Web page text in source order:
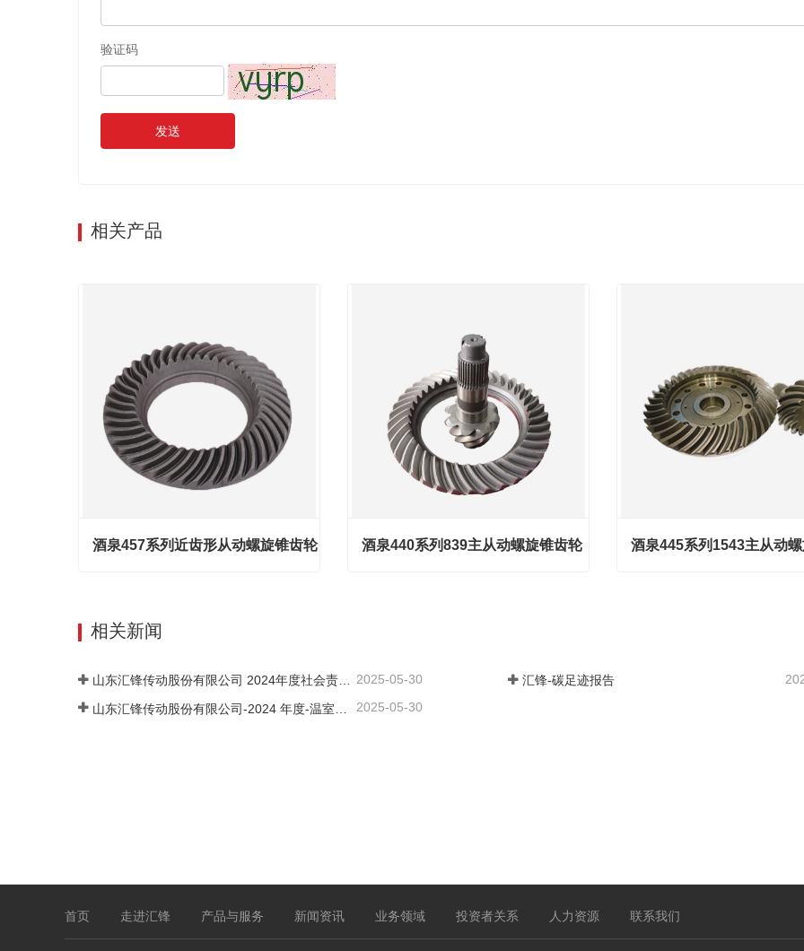
验证码
发送
相关产品
酒泉457系列近齿形从动螺旋锥齿轮 酒泉440系列839主从动螺旋锥齿轮
相关新闻
山东汇锋传动股份有限公司 2024年度社会责任报告 2025-05-30 汇锋-碳足迹报告
2025-05-30
首页 走进汇锋 产品与服务 新闻资讯 业务领域 投资者关系 人力资源 联系我们